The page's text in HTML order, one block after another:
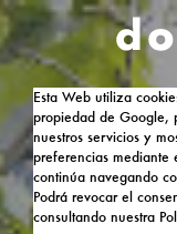
Esta Web utiliza
propiedad de Google,
nuestros servicios y
preferencias mediante
continúa navegando
Podrá revocar el
consultando nuestra